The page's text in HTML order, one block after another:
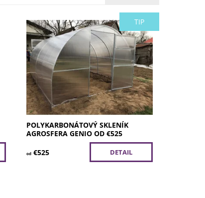
TIP
Kúpiť agrosfera sklenik Genio.
Ideálny model do južných okresov
alebo všade tam, kde Vás nezvykne
cez noc prekvapiť veľmi bohatá
nádielka snehu.
Dostupnosť:
Skladom
Kód:
46/4 M
Značka:
Agrosfera
Záruka:
5 rokov
POLYKARBONÁTOVÝ SKLENÍK
AGROSFERA GENIO OD €525
od €525 DETAIL